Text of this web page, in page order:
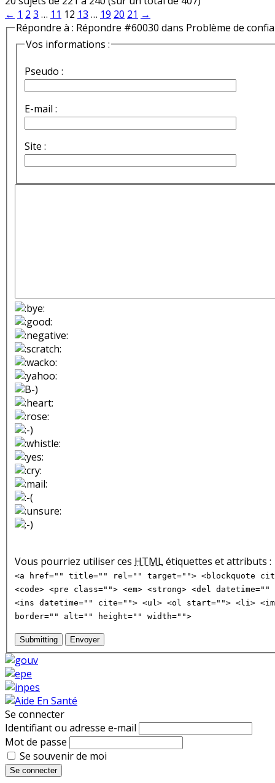
← 1 2 3 … 11 12 13 … 19 20 21 →
Répondre à : Répondre #60030 dans Problème de
Vos informations :
Pseudo :
E-mail :
Site :
Vous pourriez utiliser ces HTMLétiquettes et attributs :
<a href="" title="" rel="" target=""> <blockquote
<code> <pre class=""> <em> <strong> <del
<ins datetime="" cite=""> <ul> <ol start=""> <li>
border="" alt="" height="" width="">
Submitting Envoyer
Se connecter
Identifiant ou adresse e-mail
Mot de passe
Se souvenir de moi
Se connecter